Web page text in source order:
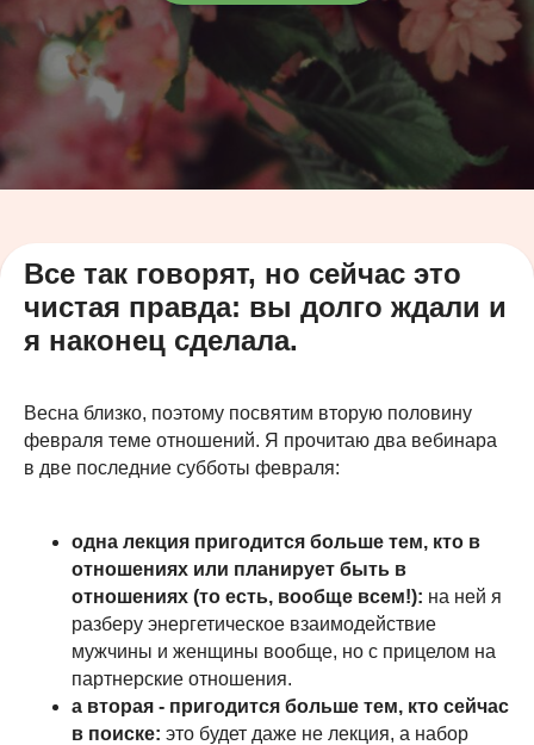
Все так говорят, но сейчас это
чистая правда: вы долго ждали и
я наконец сделала.
Весна близко, поэтому посвятим вторую половину
февраля теме отношений. Я прочитаю два вебинара
в две последние субботы февраля:
одна лекция пригодится больше тем, кто в
отношениях или планирует быть в
отношениях (то есть, вообще всем!): на ней я
разберу энергетическое взаимодействие
мужчины и женщины вообще, но с прицелом на
партнерские отношения.
а вторая - пригодится больше тем, кто сейчас
в поиске: это будет даже не лекция, а набор